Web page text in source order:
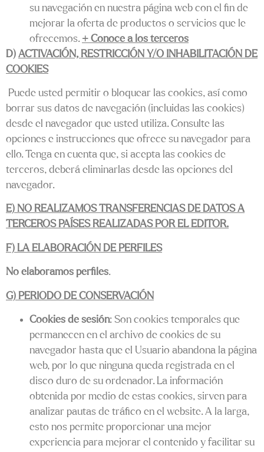
su navegación en nuestra página web con el fin de
mejorar la oferta de productos o servicios que le
ofrecemos. + Conoce a los terceros
D) ACTIVACIÓN, RESTRICCIÓN Y/O INHABILITACIÓN DE
COOKIES
Puede usted permitir o bloquear las cookies, así como
borrar sus datos de navegación (incluidas las cookies)
desde el navegador que usted utiliza. Consulte las
opciones e instrucciones que ofrece su navegador para
ello. Tenga en cuenta que, si acepta las cookies de
terceros, deberá eliminarlas desde las opciones del
navegador.
E) NO REALIZAMOS TRANSFERENCIAS DE DATOS A
TERCEROS PAÍSES REALIZADAS POR EL EDITOR.
F) LA ELABORACIÓN DE PERFILES
No elaboramos perfiles.
G) PERIODO DE CONSERVACIÓN
Cookies de sesión: Son cookies temporales que
permanecen en el archivo de cookies de su
navegador hasta que el Usuario abandona la página
web, por lo que ninguna queda registrada en el
disco duro de su ordenador. La información
obtenida por medio de estas cookies, sirven para
analizar pautas de tráfico en el website. A la larga,
esto nos permite proporcionar una mejor
experiencia para mejorar el contenido y facilitar su